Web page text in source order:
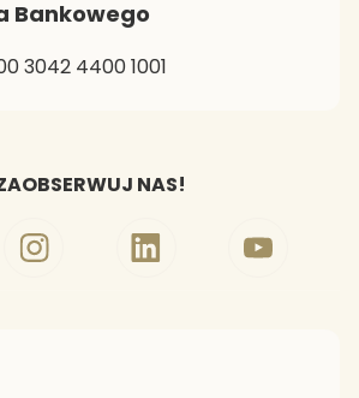
Bankowego
3042 4400 1001
NAS!